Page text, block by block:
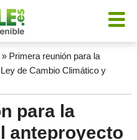
Primera reunión para la
de Cambio Climático y
para la
anteproyecto